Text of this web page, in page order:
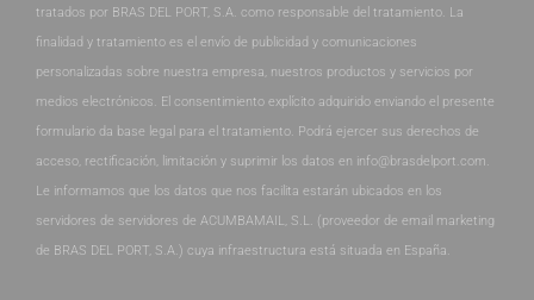
tratados por BRAS DEL PORT, S.A. como responsable del tratamiento. La
finalidad y tratamiento es el envío de publicidad y comunicaciones
personalizadas sobre nuestra empresa, nuestros productos y servicios por
medios electrónicos. El consentimiento explícito adquirido enviando el presente
formulario da base legal para el tratamiento. Podrá ejercer sus derechos de
acceso, rectificación, limitación y suprimir los datos en info@brasdelport.com.
Le informamos que los datos que nos facilita estarán ubicados en los
servidores de servidores de ACUMBAMAIL, S.L. (proveedor de email marketing
de BRAS DEL PORT, S.A.) cuya infraestructura está situada en España.